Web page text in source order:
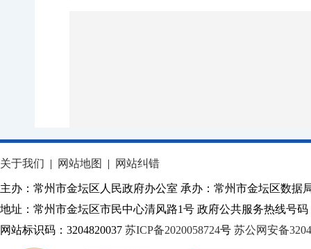
关于我们 | 网站地图 | 网站纠错
主办：常州市金坛区人民政府办公室 承办：常州市金坛区数据
地址：常州市金坛区市民中心清风路1号 政府公共服务热线号码
网站标识码：3204820037 苏ICP备2020058724号 苏公网安备